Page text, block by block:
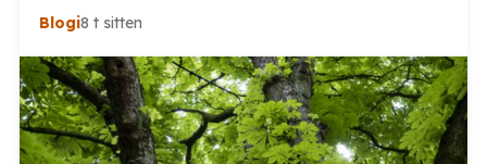
tuhansia, kun en aivan tarkkaa tilannetta tiedä.
Viimeisin tieto, jonka näin oli perjantai-illalta
somepäivityksessä n. 60 000, eli aivan järjetön määrä.
Tämä voi olla yläkanttiin, mutta kuitenkin todella
suuri määrä. (Tosin tilanne on jo ilmeisimmin ohi,
mutta koskaan […]
Blogi8 t sitten